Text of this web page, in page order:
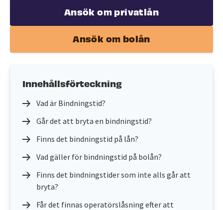
Ansök om privatlån
Ansök om bolån
Innehållsförteckning
Vad är Bindningstid?
Går det att bryta en bindningstid?
Finns det bindningstid på lån?
Vad gäller för bindningstid på bolån?
Finns det bindningstider som inte alls går att
bryta?
Får det finnas operatörslåsning efter att